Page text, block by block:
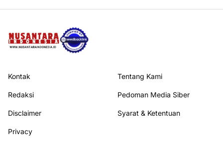
Kontak Tentang Kami
Redaksi Pedoman Media Siber
Disclaimer Syarat & Ketentuan
Privacy